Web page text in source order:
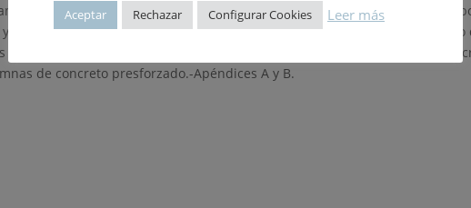
a la flexión y resistencia de las vigas de concreto presforzado.-
anclaje.-Pérdidas y deflexiones de tiempo prolongado.-Diseño de
concreto presforzado soportadas simplemente.-Diseño de vigas de
de concreto presforzado.-Apéndices A y B.
Aceptar Rechazar Configurar Cookies Leer más